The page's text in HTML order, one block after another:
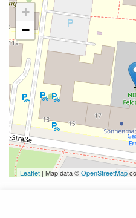
+
−
Leaflet | Map data ©OpenStreetMap